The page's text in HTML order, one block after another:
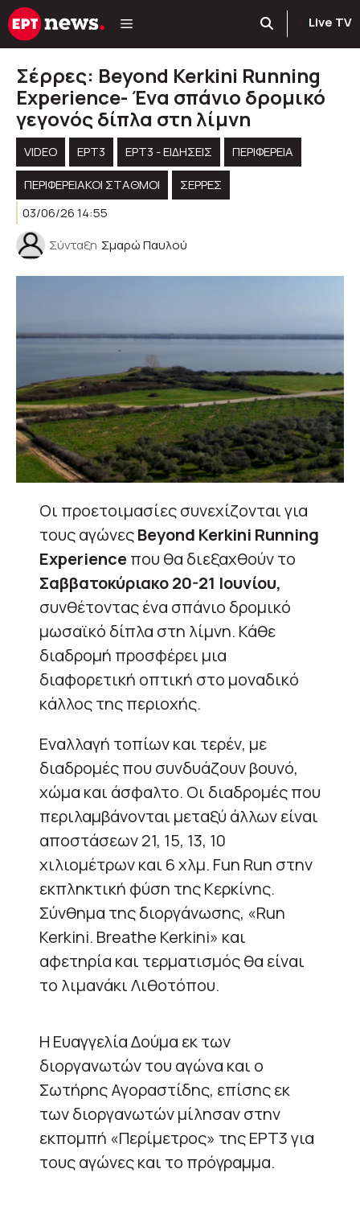
Μετάβαση
σε
Live TV
Σέρρες: Beyond Kerkini Running
Experience- Ένα σπάνιο δρομικό
γεγονός δίπλα στη λίμνη
VIDEO ΕΡΤ3 ΕΡΤ3 - ΕΙΔΉΣΕΙΣ
ΠΕΡΙΦΈΡΕΙΑ
ΠΕΡΙΦΕΡΕΙΑΚΟΊ ΣΤΑΘΜΟΊ
ΣΕΡΡΕΣ
03/06/26 14:55
Σύνταξη Σμαρώ Παυλού
Οι προετοιμασίες συνεχίζονται για
τους αγώνεςBeyond Kerkini Running
Experienceπου θα διεξαχθούν το
Σαββατοκύριακο 20-21 Ιουνίου,
συνθέτοντας ένα σπάνιο δρομικό
μωσαϊκό δίπλα στη λίμνη. Κάθε
διαδρομή προσφέρει μια
διαφορετική οπτική στο μοναδικό
κάλλος της περιοχής.
Εναλλαγή τοπίων και τερέν, με
διαδρομές που συνδυάζουν βουνό,
χώμα και άσφαλτο. Οι διαδρομές που
περιλαμβάνονται μεταξύ άλλων είναι
αποστάσεων 21, 15, 13, 10
χιλιομέτρων και 6 χλμ. Fun Run στην
εκπληκτική φύση της Κερκίνης.
Σύνθημα της διοργάνωσης, «Run
Kerkini. Breathe Kerkini» και
αφετηρία και τερματισμός θα είναι
το λιμανάκι Λιθοτόπου.
H Ευαγγελία Δούμα εκ των
διοργανωτών του αγώνα και ο
Σωτήρης Αγοραστίδης, επίσης εκ
των διοργανωτών μίλησαν στην
εκπομπή «Περίμετρος» της ΕΡΤ3 για
τους αγώνες και το πρόγραμμα.